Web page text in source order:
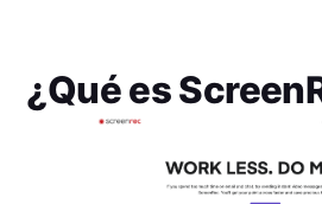
¿Qué es